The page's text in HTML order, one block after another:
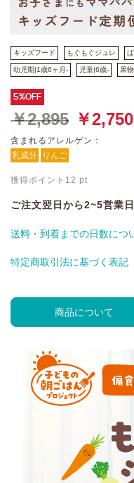
キッズフード もぐもぐジュレ
幼児期|1歳6ヶ月- 児童|6歳- 果物
5%OFF
￥2,895 ￥2,750
含まれるアレルゲン：
乳成分
りんご
獲得ポイント 12 pt
ご注文翌日から2~5営業
送料・到着までの日数につ
特定商取引法に基づく表記
商品について